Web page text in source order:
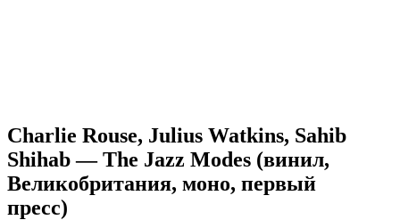
Charlie Rouse, Julius Watkins, Sahib
Shihab — The Jazz Modes (винил,
Великобритания, моно, первый
пресс)